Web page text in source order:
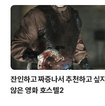
잔인하고 짜증나서 추천하고 싶지
않은 영화 호스텔2